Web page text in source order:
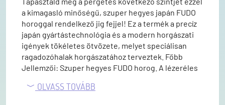
a kimagasló minőségű, szuper hegyes japán FUDO
horoggal rendelkező jig fejjel! Ez a termék a precíz
japán gyártástechnológia és a modern horgászati
igények tökéletes ötvözete, melyet speciálisan
ragadozóhalak horgászatához terveztek. Főbb
Jellemzői: Szuper hegyes FUDO horog. A lézeréles
biztos tartást garantál, még a legóvatosabb halaknál
OLVASS TOVÁBB